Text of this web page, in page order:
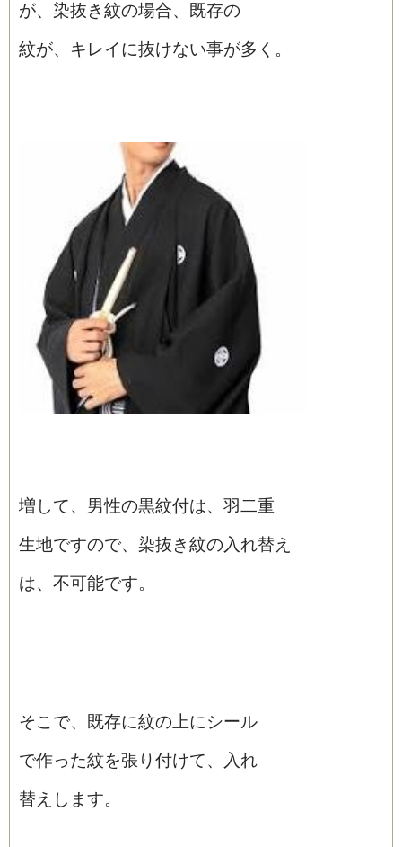
が、染抜き紋の場合、既存の
紋が、キレイに抜けない事が多く。
増して、男性の黒紋付は、羽二重
生地ですので、染抜き紋の入れ替え
は、不可能です。
そこで、既存に紋の上にシール
で作った紋を張り付けて、入れ
替えします。